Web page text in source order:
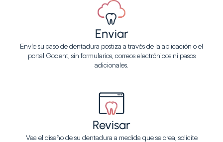
Enviar
Envíe su caso de dentadura postiza a través de la aplicación o el
portal Godent, sin formularios, correos electrónicos ni pasos
adicionales.
Revisar
Vea el diseño de su dentadura a medida que se crea, solicite